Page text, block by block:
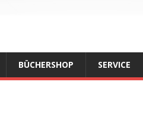
BÜCHERSHOP SERVICE